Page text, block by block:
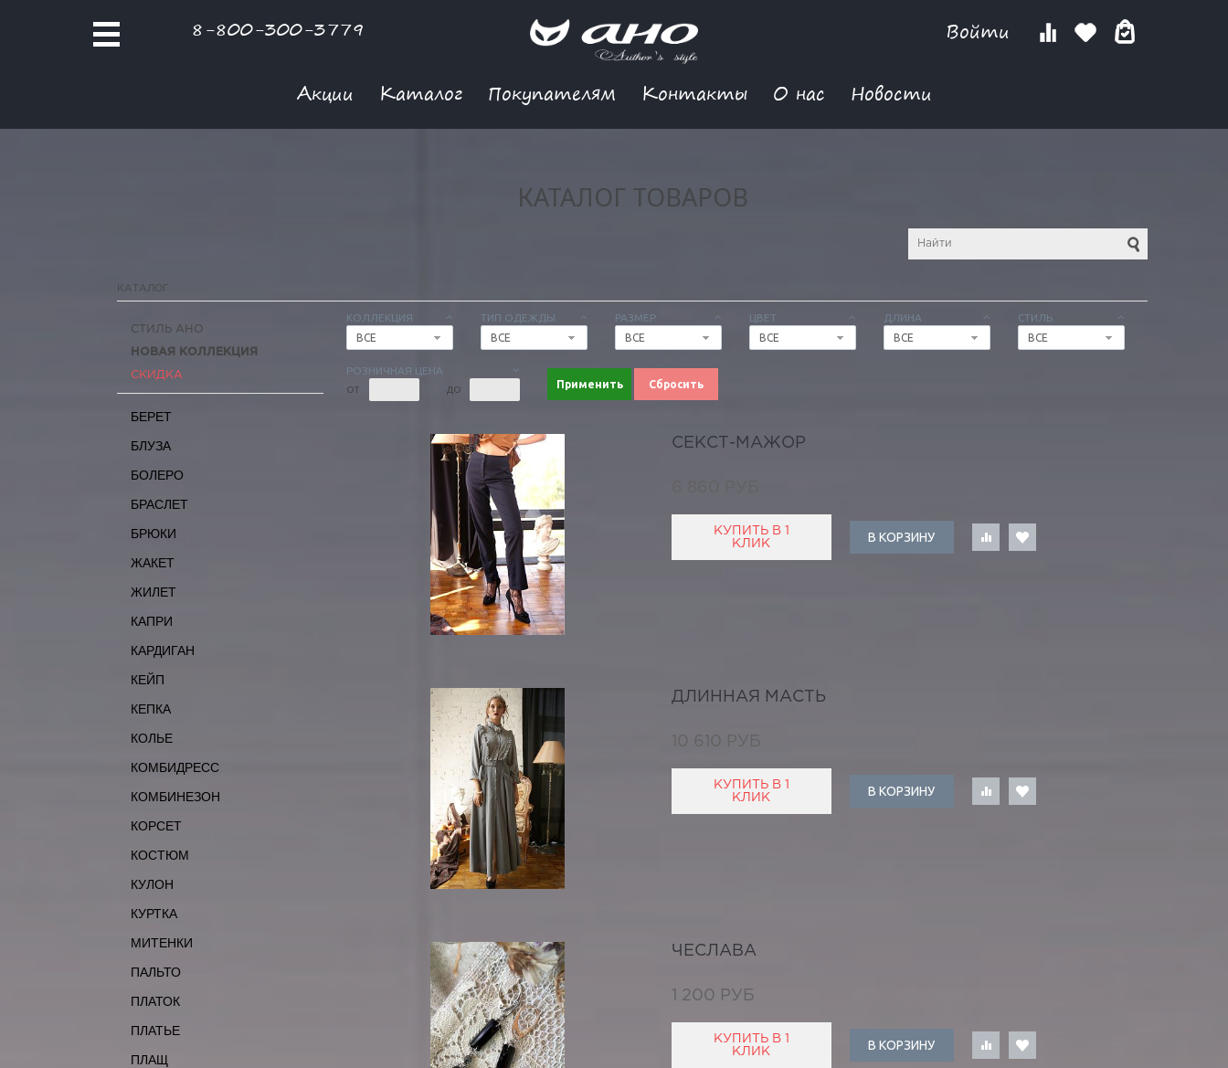
8-800-300-3779 Войти
Акции Каталог Покупателям Контакты О нас Новости
КАТАЛОГ ТОВАРОВ
КАТАЛОГ
КОЛЛЕКЦИЯ
ВСЕ
ТИП ОДЕЖДЫ
ВСЕ
РАЗМЕР
ВСЕ
ЦВЕТ
ВСЕ
ДЛИНА
ВСЕ
СТИЛЬ
ВСЕ
РОЗНИЧНАЯ ЦЕНА
ОТ ДО Применить Сбросить
СТИЛЬ АНО
НОВАЯ КОЛЛЕКЦИЯ
СКИДКА
БЕРЕТ
БЛУЗА
БОЛЕРО
БРАСЛЕТ
БРЮКИ
ЖАКЕТ
ЖИЛЕТ
КАПРИ
КАРДИГАН
КЕЙП
КЕПКА
КОЛЬЕ
КОМБИДРЕСС
КОМБИНЕЗОН
КОРСЕТ
КОСТЮМ
КУЛОН
КУРТКА
МИТЕНКИ
ПАЛЬТО
ПЛАТОК
ПЛАТЬЕ
ПЛАЩ
СЕКСТ-МАЖОР
КУПИТЬ В 1
КЛИК
В КОРЗИНУ
ДЛИННАЯ МАСТЬ
10 610 РУБ
КУПИТЬ В 1
КЛИК
В КОРЗИНУ
ЧЕСЛАВА
1 200 РУБ
КУПИТЬ В 1
КЛИК
В КОРЗИНУ